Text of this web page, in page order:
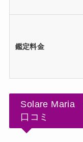
鑑定料金
Solare Maria
口コミ